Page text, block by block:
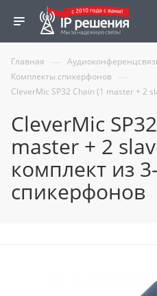
Главная —
Комплекты спикерфонов —
CleverMic SP32 Chain (1 master + 2
CleverMic
master + 2
комплект из
спикерфонов